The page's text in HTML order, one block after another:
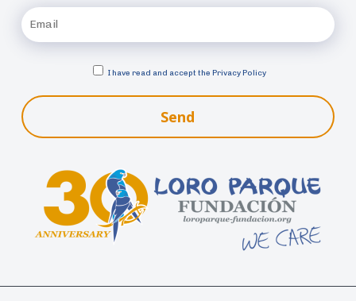
I have read and accept the Privacy Policy
Send